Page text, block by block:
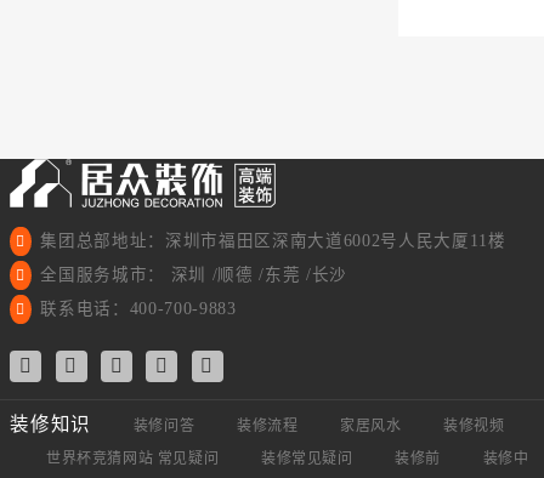
集团总部地址：深圳市福田区深南大道6002号人民大厦11楼
全国服务城市： 深圳 /顺德 /东莞 /长沙
联系电话：400-700-9883
装修知识 装修问答 装修流程 家居风水
装修视频
世界杯竞猜网站 常见疑问
装修常见疑问 装修前
装修中